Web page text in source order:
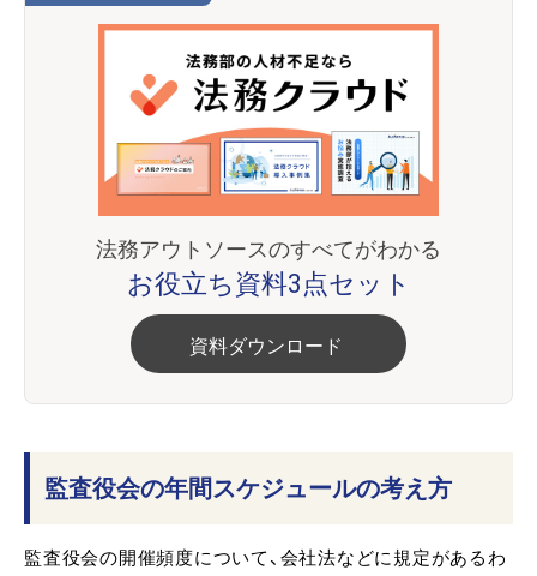
法務アウトソースのすべてがわかる
お役立ち資料3点セット
資料ダウンロード
監査役会の年間スケジュールの考え方
監査役会の開催頻度について、会社法などに規定があるわ